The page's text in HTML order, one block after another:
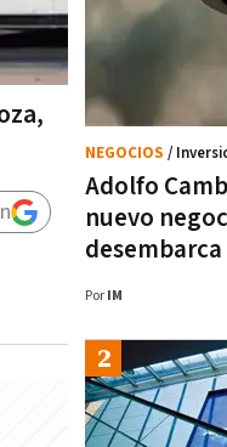
Adolfo
nuevo
NEGOCIOS /
Por IM